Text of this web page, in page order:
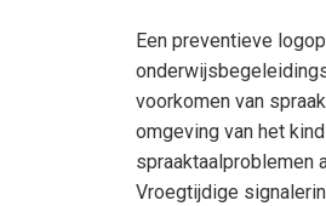
Een preventieve
voorkomen van
omgeving van het
spraaktaalproblemen
Vroegtijdige